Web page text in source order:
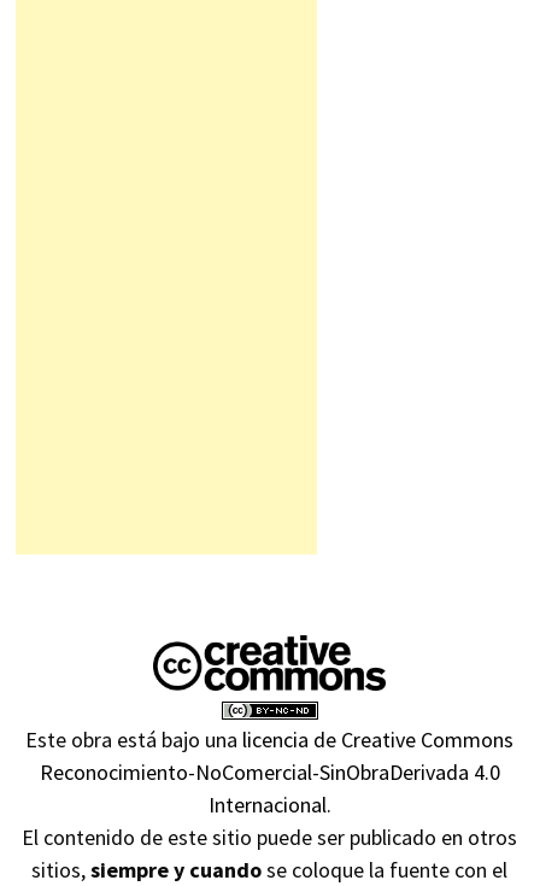
Este obra está bajo una licencia de Creative Commons
Reconocimiento-NoComercial-SinObraDerivada 4.0
Internacional.
El contenido de este sitio puede ser publicado en otros
sitios,siempre y cuandose coloque la fuente con el